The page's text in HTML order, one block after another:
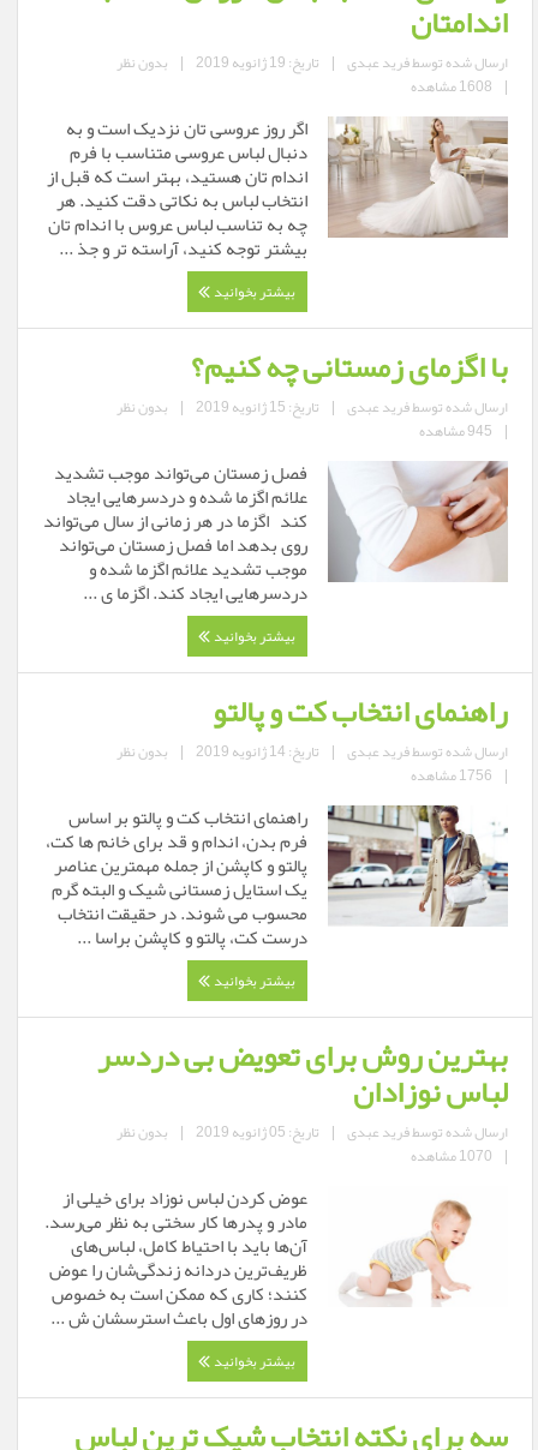
اندامتان
ارسال شده توسطفرید عبدی | تاریخ: 19 ژانویه 2019 | بدون نظر
| 1608 مشاهده
اگر روز عروسی تان نزدیک است و به
دنبال لباس عروسی متناسب با فرم
اندام تان هستید، بهتر است که قبل از
انتخاب لباس به نکاتی دقت کنید. هر
چه به تناسب لباس عروس با اندام تان
بیشتر توجه کنید، آراسته تر و جذ ...
بیشتر بخوانید
با اگزمای زمستانی چه کنیم؟
ارسال شده توسطفرید عبدی | تاریخ: 15 ژانویه 2019 | بدون نظر
| 945 مشاهده
فصل زمستان می‌تواند موجب تشدید
علائم اگزما شده و دردسرهایی ایجاد
کند اگزما در هر زمانی از سال می‌تواند
روی بدهد اما فصل زمستان می‌تواند
موجب تشدید علائم اگزما شده و
دردسرهایی ایجاد کند. اگزما ی ...
بیشتر بخوانید
راهنمای انتخاب کت و پالتو
ارسال شده توسطفرید عبدی | تاریخ: 14 ژانویه 2019 | بدون نظر
| 1756 مشاهده
راهنمای انتخاب کت و پالتو بر اساس
فرم بدن، اندام و قد برای خانم ها کت،
پالتو و کاپشن از جمله مهمترین عناصر
یک استایل زمستانی شیک و البته گرم
محسوب می شوند. در حقیقت انتخاب
درست کت، پالتو و کاپشن براسا ...
بیشتر بخوانید
بهترین روش برای تعویض بی دردسر
لباس نوزادان
ارسال شده توسطفرید عبدی | تاریخ: 05 ژانویه 2019 | بدون نظر
| 1070 مشاهده
عوض کردن لباس نوزاد برای خیلی از
مادر و پدرها کار سختی به نظر می‌رسد.
آن‌ها باید با احتیاط کامل، لباس‌های
ظریف‌ترین دردانه زندگی‌شان را عوض
کنند؛ کاری که ممکن است به خصوص
در روزهای اول باعث استرسشان ش ...
بیشتر بخوانید
سه برای نکته انتخاب شیک ترین لباس